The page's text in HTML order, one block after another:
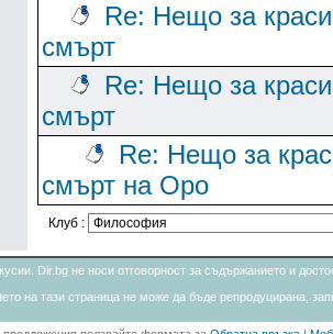
Re: Нещо за
смърт
Re: Нещо за
смърт
Re: Нещо за
смърт на Оро
Клуб :
Dir.bg не носи отговорност за съдържанието и
на тази страница не може да бъде репродуцирана,